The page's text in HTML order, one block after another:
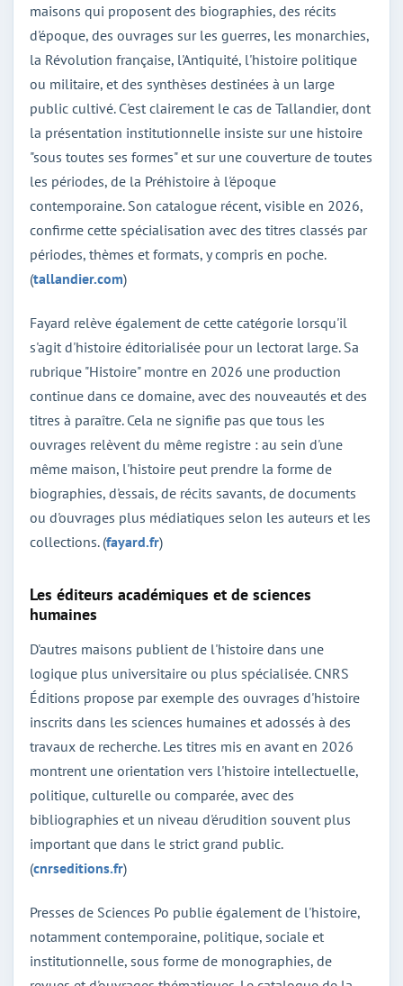
maisons qui proposent des biographies, des récits
d'époque, des ouvrages sur les guerres, les monarchies,
la Révolution française, l'Antiquité, l'histoire politique
ou militaire, et des synthèses destinées à un large
public cultivé. C'est clairement le cas de Tallandier, dont
la présentation institutionnelle insiste sur une histoire
"sous toutes ses formes" et sur une couverture de toutes
les périodes, de la Préhistoire à l'époque
contemporaine. Son catalogue récent, visible en 2026,
confirme cette spécialisation avec des titres classés par
périodes, thèmes et formats, y compris en poche.
(tallandier.com)
Fayard relève également de cette catégorie lorsqu'il
s'agit d'histoire éditorialisée pour un lectorat large. Sa
rubrique "Histoire" montre en 2026 une production
continue dans ce domaine, avec des nouveautés et des
titres à paraître. Cela ne signifie pas que tous les
ouvrages relèvent du même registre : au sein d'une
même maison, l'histoire peut prendre la forme de
biographies, d'essais, de récits savants, de documents
ou d'ouvrages plus médiatiques selon les auteurs et les
collections. (fayard.fr)
Les éditeurs académiques et de sciences
humaines
D'autres maisons publient de l'histoire dans une
logique plus universitaire ou plus spécialisée. CNRS
Éditions propose par exemple des ouvrages d'histoire
inscrits dans les sciences humaines et adossés à des
travaux de recherche. Les titres mis en avant en 2026
montrent une orientation vers l'histoire intellectuelle,
politique, culturelle ou comparée, avec des
bibliographies et un niveau d'érudition souvent plus
important que dans le strict grand public.
(cnrseditions.fr)
Presses de Sciences Po publie également de l'histoire,
notamment contemporaine, politique, sociale et
institutionnelle, sous forme de monographies, de